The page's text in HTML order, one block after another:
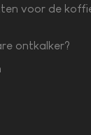
voor de
ontkalker?